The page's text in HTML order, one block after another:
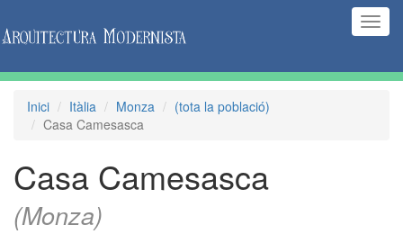
Inici Itàlia Monza
(tota la població)
Casa Camesasca
Casa Camesasca
(Monza)